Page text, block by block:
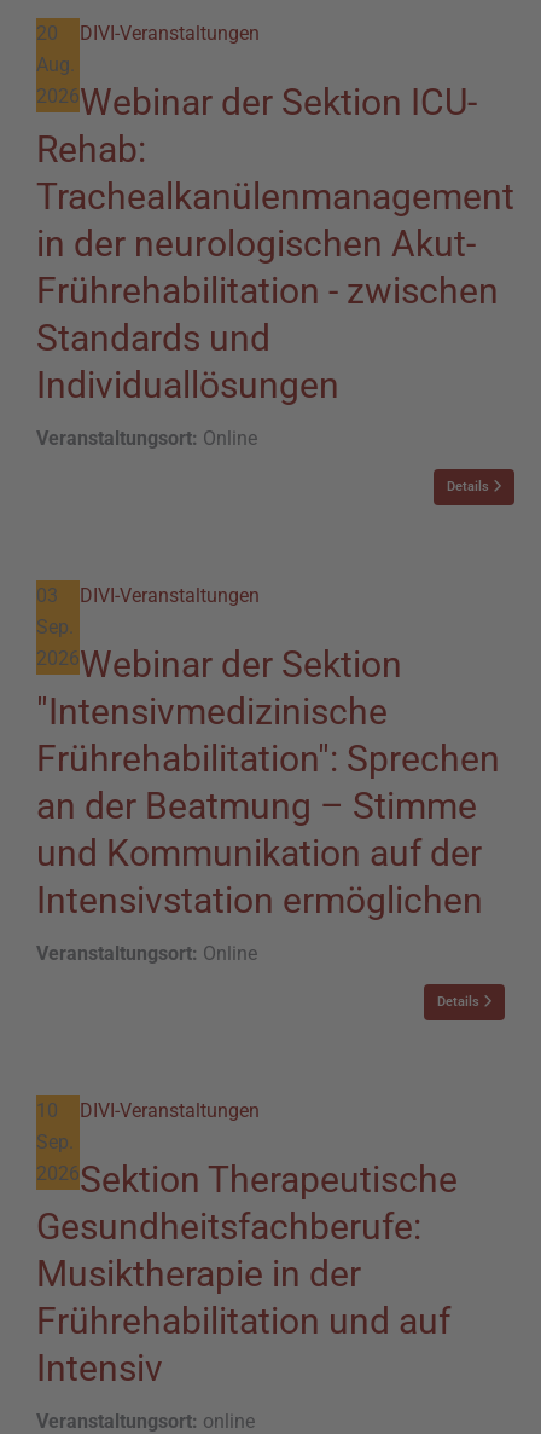
20
Aug.
2026
DIVI-Veranstaltungen
Webinar der Sektion ICU-
Rehab:
Trachealkanülenmanagement
in der neurologischen Akut-
Frührehabilitation - zwischen
Standards und
Individuallösungen
Veranstaltungsort: Online
Details
03
Sep.
2026
DIVI-Veranstaltungen
Webinar der Sektion
"Intensivmedizinische
Frührehabilitation": Sprechen
an der Beatmung – Stimme
und Kommunikation auf der
Intensivstation ermöglichen
Veranstaltungsort: Online
Details
10
Sep.
2026
DIVI-Veranstaltungen
Sektion Therapeutische
Gesundheitsfachberufe:
Musiktherapie in der
Frührehabilitation und auf
Intensiv
Veranstaltungsort: online